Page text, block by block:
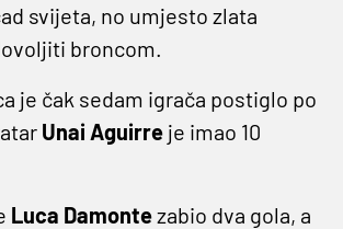
svijeta, no umjesto zlata
broncom.
je čak sedam igrača postiglo po
Unai Aguirre je imao 10
Luca Damontezabio dva gola, a